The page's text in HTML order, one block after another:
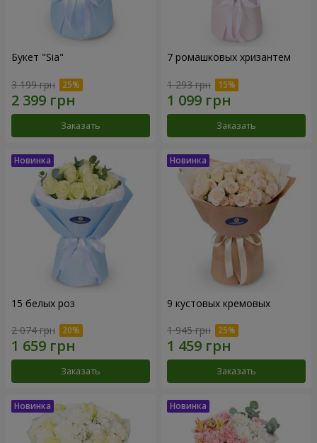
Букет "Sia"
3 199 грн
Заказать
7 ромашковых хризантем
1 293 грн
Заказать
15 белых роз
2 074 грн
Заказать
9 кустовых кремовых
1 945 грн
Заказать